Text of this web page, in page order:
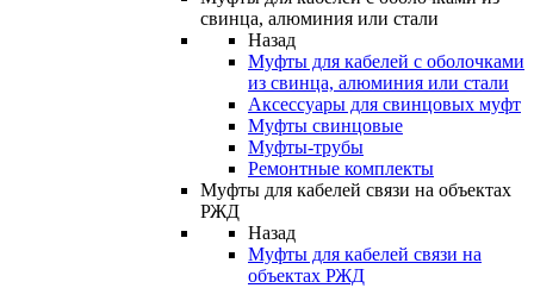
свинца, алюминия или стали
Назад
Муфты для кабелей с оболочками
из свинца, алюминия или стали
Аксессуары для свинцовых муфт
Муфты свинцовые
Муфты-трубы
Ремонтные комплекты
Муфты для кабелей связи на объектах
РЖД
Назад
Муфты для кабелей связи на
объектах РЖД